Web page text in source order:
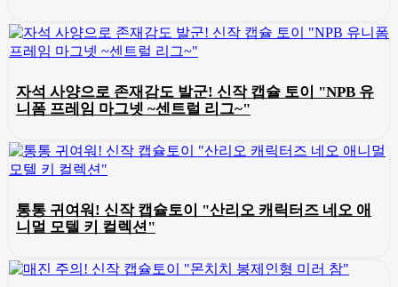
자석 사양으로 존재감도 발군! 신작 캡슐 토이 "NPB 유
니폼 프레임 마그넷 ~센트럴 리그~"
통통 귀여워! 신작 캡슐토이 "산리오 캐릭터즈 네오 애
니멀 모텔 키 컬렉션"